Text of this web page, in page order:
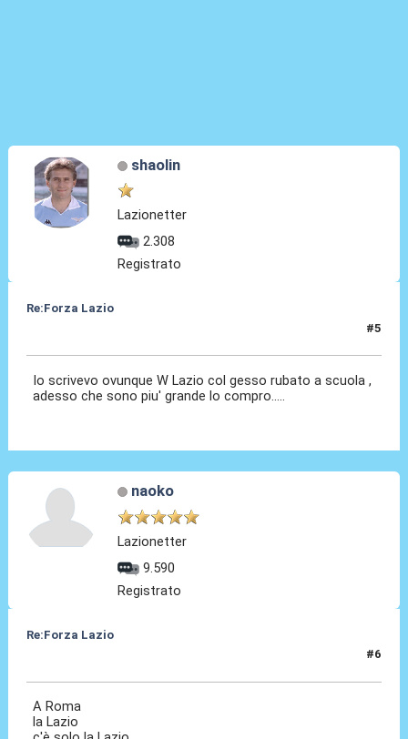
shaolin
Lazionetter
2.308
Registrato
Re:Forza Lazio
#5
Io scrivevo ovunque W Lazio col gesso rubato a scuola ,
adesso che sono piu' grande lo compro.....
naoko
Lazionetter
9.590
Registrato
Re:Forza Lazio
#6
A Roma
la Lazio